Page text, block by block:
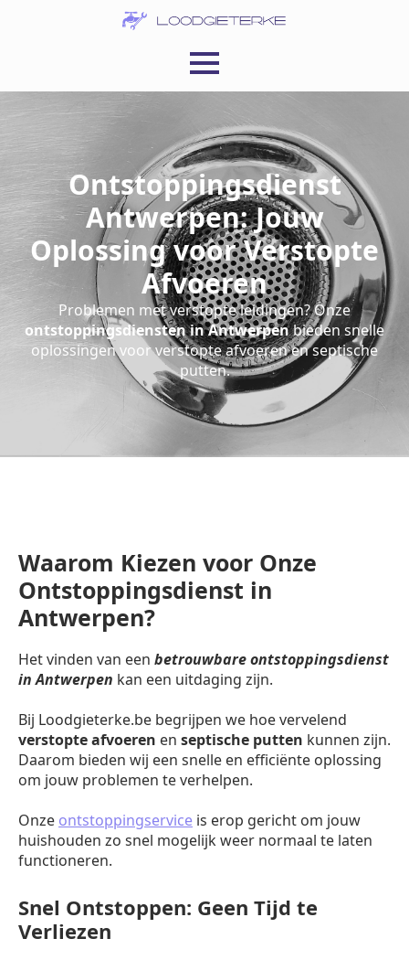
Ontstoppingsdienst
Antwerpen: Jouw
Oplossing voor Verstopte
Afvoeren
Problemen met verstopte leidingen? Onze
ontstoppingsdiensten in Antwerpenbieden snelle
oplossingen voor verstopte afvoeren en septische
putten.
Waarom Kiezen voor Onze
Ontstoppingsdienst in
Antwerpen?
Het vinden van een betrouwbare ontstoppingsdienst
in Antwerpen kan een uitdaging zijn.
Bij Loodgieterke.be begrijpen we hoe vervelend
verstopte afvoeren en septische putten kunnen zijn.
Daarom bieden wij een snelle en efficiënte oplossing
om jouw problemen te verhelpen.
Onze ontstoppingservice is erop gericht om jouw
huishouden zo snel mogelijk weer normaal te laten
functioneren.
Snel Ontstoppen: Geen Tijd te
Verliezen